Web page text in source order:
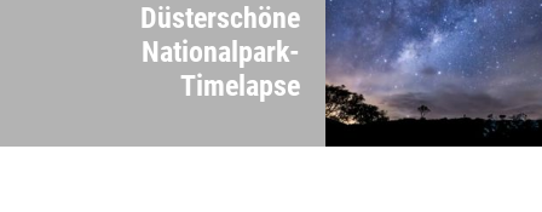
Düsterschöne
Nationalpark-
Timelapse